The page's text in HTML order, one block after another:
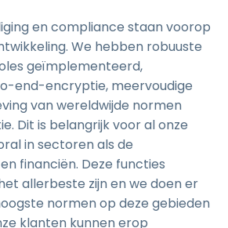
en compliance staan voorop
We hebben robuuste
geïmplementeerd,
end-encryptie, meervoudige
van wereldwijde normen
Dit is belangrijk voor al onze
in sectoren als de
financiën. Deze functies
allerbeste zijn en we doen er
normen op deze gebieden
klanten kunnen erop